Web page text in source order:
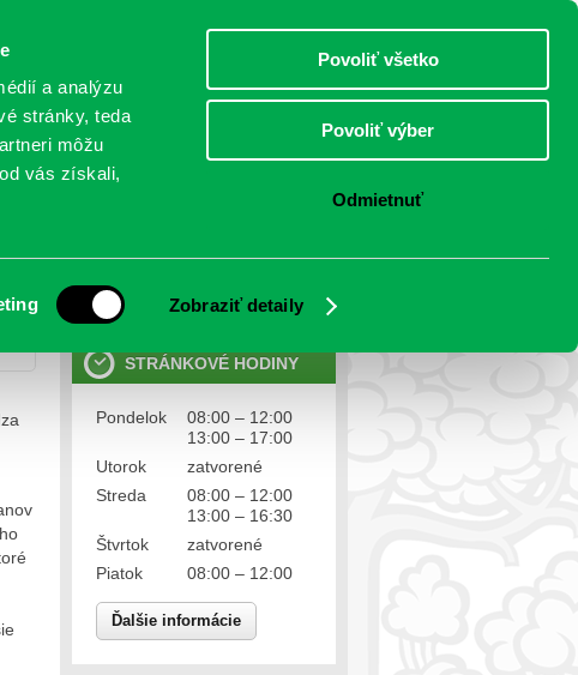
a analýzu
stránky, teda
môžu
vás získali,
Zobraziť detaily
Povoliť všetko
Povoliť výber
Odmietnuť
KONTAKTY
Ochrana osobných údajov
STRÁNKOVÉ HODINY
Pondelok
08:00 – 12:00
13:00 – 17:00
Utorok
zatvorené
Streda
08:00 – 12:00
13:00 – 16:30
Štvrtok
zatvorené
Piatok
08:00 – 12:00
Ďalšie informácie